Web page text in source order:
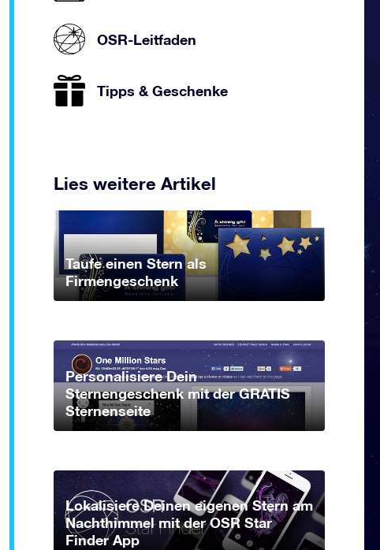
OSR-Leitfaden
Tipps & Geschenke
Lies weitere Artikel
Taufe einen Stern als
Firmengeschenk
Personalisiere Dein
Sternengeschenk mit der GRATIS
Sternenseite
Lokalisiere Deinen eigenen Stern am
Nachthimmel mit der OSR Star
Finder App